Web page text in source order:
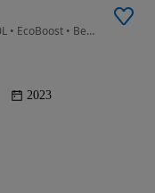
2956 cm3 • 292 CP • Ford Ranger Raptor • 3.0L • EcoBoost • Benzină • 4x4 • Automat •
2023